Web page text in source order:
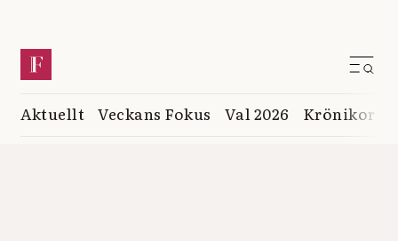
Aktuellt Veckans Fokus Val 2026 Krönikor